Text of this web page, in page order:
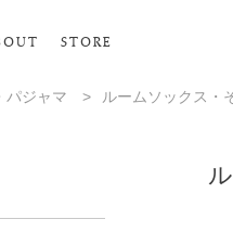
STORE
パジャマ > ルームソックス・